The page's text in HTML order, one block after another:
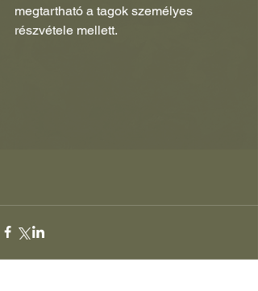
megtartható a tagok személyes
részvétele mellett.